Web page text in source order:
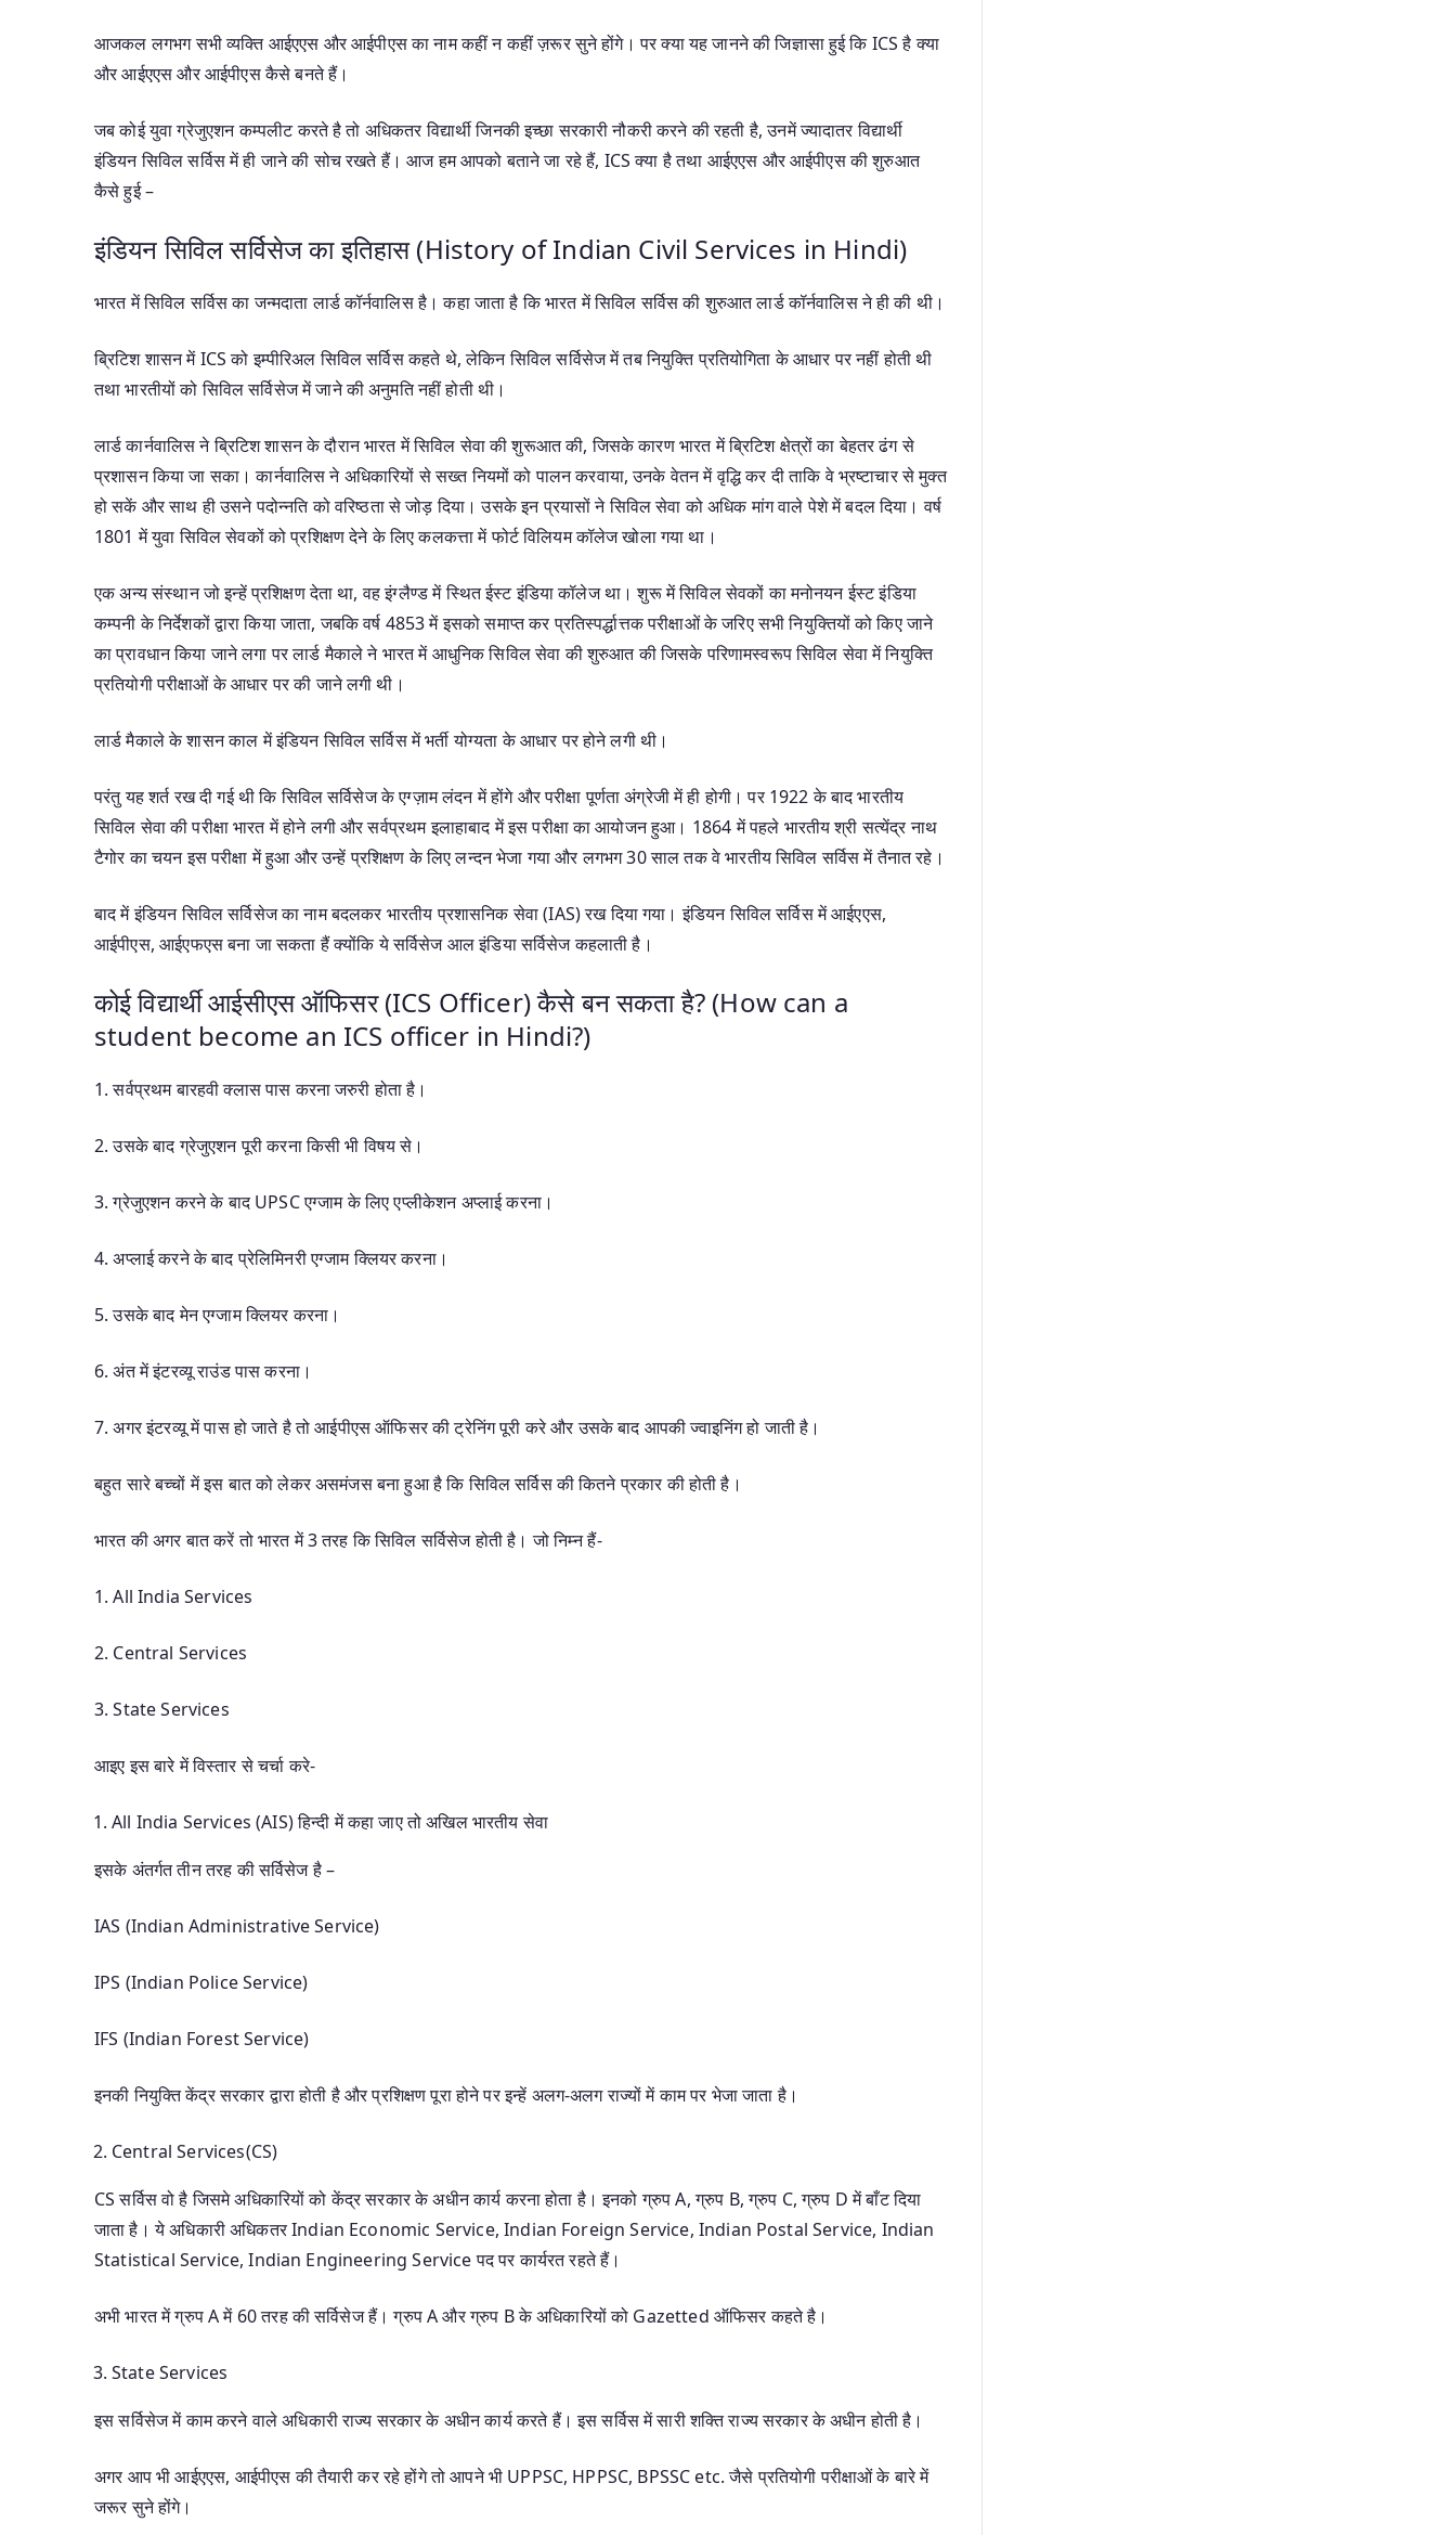
आजकल लगभग सभी व्यक्ति आईएएस और आईपीएस का नाम कहीं न कहीं ज़रूर सुने होंगे। पर क्या यह जानने की जिज्ञासा हुई कि ICS है क्या
और आईएएस और आईपीएस कैसे बनते हैं।
जब कोई युवा ग्रेजुएशन कम्पलीट करते है तो अधिकतर विद्यार्थी जिनकी इच्छा सरकारी नौकरी करने की रहती है, उनमें ज्यादातर विद्यार्थी
इंडियन सिविल सर्विस में ही जाने की सोच रखते हैं। आज हम आपको बताने जा रहे हैं, ICS क्या है तथा आईएएस और आईपीएस की शुरुआत
कैसे हुई –
इंडियन सिविल सर्विसेज का इतिहास (History of Indian Civil Services in Hindi)
भारत में सिविल सर्विस का जन्मदाता लार्ड कॉर्नवालिस है। कहा जाता है कि भारत में सिविल सर्विस की शुरुआत लार्ड कॉर्नवालिस ने ही की थी।
ब्रिटिश शासन में ICS को इम्पीरिअल सिविल सर्विस कहते थे, लेकिन सिविल सर्विसेज में तब नियुक्ति प्रतियोगिता के आधार पर नहीं होती थी
तथा भारतीयों को सिविल सर्विसेज में जाने की अनुमति नहीं होती थी।
लार्ड कार्नवालिस ने ब्रिटिश शासन के दौरान भारत में सिविल सेवा की शुरूआत की, जिसके कारण भारत में ब्रिटिश क्षेत्रों का बेहतर ढंग से
प्रशासन किया जा सका। कार्नवालिस ने अधिकारियों से सख्त नियमों को पालन करवाया, उनके वेतन में वृद्धि कर दी ताकि वे भ्रष्टाचार से मुक्त
हो सकें और साथ ही उसने पदोन्नति को वरिष्ठता से जोड़ दिया। उसके इन प्रयासों ने सिविल सेवा को अधिक मांग वाले पेशे में बदल दिया। वर्ष
1801 में युवा सिविल सेवकों को प्रशिक्षण देने के लिए कलकत्ता में फोर्ट विलियम कॉलेज खोला गया था।
एक अन्य संस्थान जो इन्हें प्रशिक्षण देता था, वह इंग्लैण्ड में स्थित ईस्ट इंडिया कॉलेज था। शुरू में सिविल सेवकों का मनोनयन ईस्ट इंडिया
कम्पनी के निर्देशकों द्वारा किया जाता, जबकि वर्ष 4853 में इसको समाप्त कर प्रतिस्पर्द्धात्तक परीक्षाओं के जरिए सभी नियुक्तियों को किए जाने
का प्रावधान किया जाने लगा पर लार्ड मैकाले ने भारत में आधुनिक सिविल सेवा की शुरुआत की जिसके परिणामस्वरूप सिविल सेवा में नियुक्ति
प्रतियोगी परीक्षाओं के आधार पर की जाने लगी थी।
लार्ड मैकाले के शासन काल में इंडियन सिविल सर्विस में भर्ती योग्यता के आधार पर होने लगी थी।
परंतु यह शर्त रख दी गई थी कि सिविल सर्विसेज के एग्ज़ाम लंदन में होंगे और परीक्षा पूर्णता अंग्रेजी में ही होगी। पर 1922 के बाद भारतीय
सिविल सेवा की परीक्षा भारत में होने लगी और सर्वप्रथम इलाहाबाद में इस परीक्षा का आयोजन हुआ। 1864 में पहले भारतीय श्री सत्येंद्र नाथ
टैगोर का चयन इस परीक्षा में हुआ और उन्हें प्रशिक्षण के लिए लन्दन भेजा गया और लगभग 30 साल तक वे भारतीय सिविल सर्विस में तैनात रहे।
बाद में इंडियन सिविल सर्विसेज का नाम बदलकर भारतीय प्रशासनिक सेवा (IAS) रख दिया गया। इंडियन सिविल सर्विस में आईएएस,
आईपीएस, आईएफएस बना जा सकता हैं क्योंकि ये सर्विसेज आल इंडिया सर्विसेज कहलाती है।
कोई विद्यार्थी आईसीएस ऑफिसर (ICS Officer) कैसे बन सकता है? (How can a
student become an ICS officer in Hindi?)
1. सर्वप्रथम बारहवी क्लास पास करना जरुरी होता है।
2. उसके बाद ग्रेजुएशन पूरी करना किसी भी विषय से।
3. ग्रेजुएशन करने के बाद UPSC एग्जाम के लिए एप्लीकेशन अप्लाई करना।
4. अप्लाई करने के बाद प्रेलिमिनरी एग्जाम क्लियर करना।
5. उसके बाद मेन एग्जाम क्लियर करना।
6. अंत में इंटरव्यू राउंड पास करना।
7. अगर इंटरव्यू में पास हो जाते है तो आईपीएस ऑफिसर की ट्रेनिंग पूरी करे और उसके बाद आपकी ज्वाइनिंग हो जाती है।
बहुत सारे बच्चों में इस बात को लेकर असमंजस बना हुआ है कि सिविल सर्विस की कितने प्रकार की होती है।
भारत की अगर बात करें तो भारत में 3 तरह कि सिविल सर्विसेज होती है। जो निम्न हैं-
1. All India Services
2. Central Services
3. State Services
आइए इस बारे में विस्तार से चर्चा करे-
All India Services (AIS) हिन्दी में कहा जाए तो अखिल भारतीय सेवा
इसके अंतर्गत तीन तरह की सर्विसेज है –
IAS (Indian Administrative Service)
IPS (Indian Police Service)
IFS (Indian Forest Service)
इनकी नियुक्ति केंद्र सरकार द्वारा होती है और प्रशिक्षण पूरा होने पर इन्हें अलग-अलग राज्यों में काम पर भेजा जाता है।
Central Services(CS)
CS सर्विस वो है जिसमे अधिकारियों को केंद्र सरकार के अधीन कार्य करना होता है। इनको ग्रुप A, ग्रुप B, ग्रुप C, ग्रुप D में बाँट दिया
जाता है। ये अधिकारी अधिकतर Indian Economic Service, Indian Foreign Service, Indian Postal Service, Indian
Statistical Service, Indian Engineering Service पद पर कार्यरत रहते हैं।
अभी भारत में ग्रुप A में 60 तरह की सर्विसेज हैं। ग्रुप A और ग्रुप B के अधिकारियों को Gazetted ऑफिसर कहते है।
State Services
इस सर्विसेज में काम करने वाले अधिकारी राज्य सरकार के अधीन कार्य करते हैं। इस सर्विस में सारी शक्ति राज्य सरकार के अधीन होती है।
अगर आप भी आईएएस, आईपीएस की तैयारी कर रहे होंगे तो आपने भी UPPSC, HPPSC, BPSSC etc. जैसे प्रतियोगी परीक्षाओं के बारे में
जरूर सुने होंगे।